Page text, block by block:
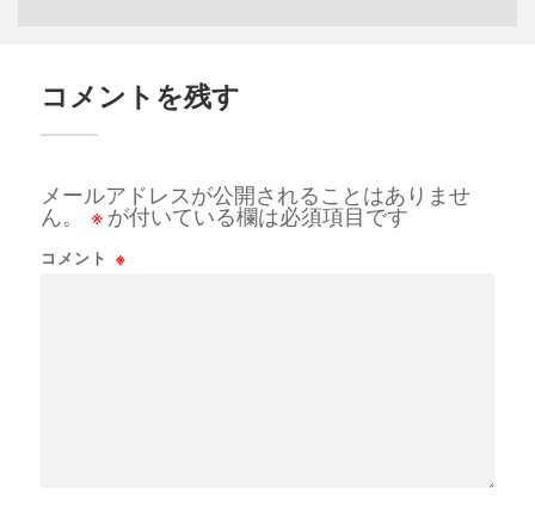
コメントを残す
メールアドレスが公開されることはありませ
ん。
※ が付いている欄は必須項目です
コメント ※